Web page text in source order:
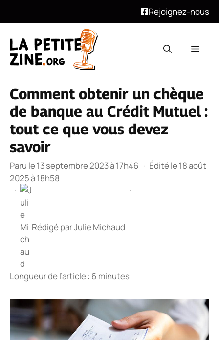
Rejoignez-nous
contenu
Comment obtenir un chèque
de banque au Crédit Mutuel :
tout ce que vous devez
savoir
Paru le 13 septembre 2023 à 17h46 · Édité le 18 août
2025 à 18h58
·
Rédigé parJulie Michaud
·
Longueur de l’article : 6 minutes